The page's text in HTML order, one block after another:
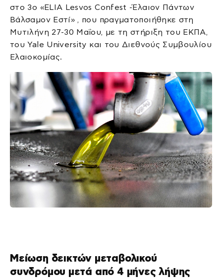
στο 3o «ELIA Lesvos Confest -Έλαιον Πάντων
Βάλσαμον Εστί» , που πραγματοποιήθηκε στη
Μυτιλήνη 27-30 Μαΐου, με τη στήριξη του ΕΚΠΑ,
του Yale University και του Διεθνούς Συμβουλίου
Ελαιοκομίας.
Μείωση δεικτών μεταβολικού
συνδρόμου μετά από 4 μήνες λήψης